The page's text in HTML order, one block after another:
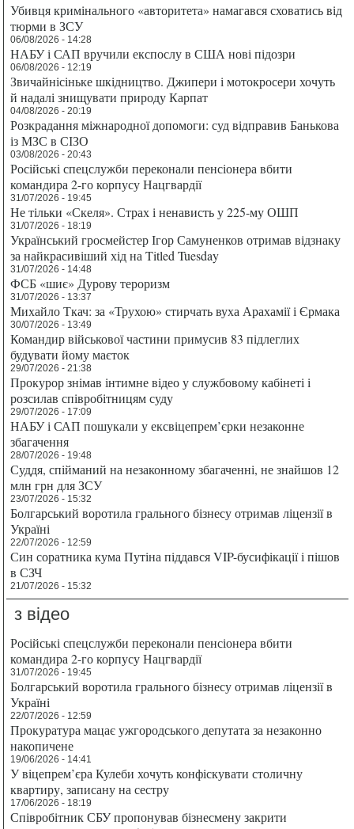
Убивця кримінального «авторитета» намагався сховатись від
тюрми в ЗСУ
06/08/2026 - 14:28
НАБУ і САП вручили експослу в США нові підозри
06/08/2026 - 12:19
Звичайнісіньке шкідництво. Джипери і мотокросери хочуть
й надалі знищувати природу Карпат
04/08/2026 - 20:19
Розкрадання міжнародної допомоги: суд відправив Банькова
із МЗС в СІЗО
03/08/2026 - 20:43
Російські спецслужби переконали пенсіонера вбити
командира 2-го корпусу Нацгвардії
31/07/2026 - 19:45
Не тільки «Скеля». Страх і ненависть у 225-му ОШП
31/07/2026 - 18:19
Український гросмейстер Ігор Самуненков отримав відзнаку
за найкрасивіший хід на Titled Tuesday
31/07/2026 - 14:48
ФСБ «шиє» Дурову тероризм
31/07/2026 - 13:37
Михайло Ткач: за «Трухою» стирчать вуха Арахамії і Єрмака
30/07/2026 - 13:49
Командир військової частини примусив 83 підлеглих
будувати йому маєток
29/07/2026 - 21:38
Прокурор знімав інтимне відео у службовому кабінеті і
розсилав співробітницям суду
29/07/2026 - 17:09
НАБУ і САП пошукали у ексвіцепрем’єрки незаконне
збагачення
28/07/2026 - 19:48
Суддя, спійманий на незаконному збагаченні, не знайшов 12
млн грн для ЗСУ
23/07/2026 - 15:32
Болгарський воротила грального бізнесу отримав ліцензії в
Україні
22/07/2026 - 12:59
Син соратника кума Путіна піддався VIP-бусифікації і пішов
в СЗЧ
21/07/2026 - 15:32
з відео
Російські спецслужби переконали пенсіонера вбити
командира 2-го корпусу Нацгвардії
31/07/2026 - 19:45
Болгарський воротила грального бізнесу отримав ліцензії в
Україні
22/07/2026 - 12:59
Прокуратура мацає ужгородського депутата за незаконно
накопичене
19/06/2026 - 14:41
У віцепрем’єра Кулеби хочуть конфіскувати столичну
квартиру, записану на сестру
17/06/2026 - 18:19
Співробітник СБУ пропонував бізнесмену закрити